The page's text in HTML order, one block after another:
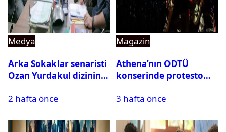
Medya
Arka Sokaklar senaristi
Ozan Yurdakul dizinin
2 hafta önce
Magazin
Athena’nın ODTÜ
konserinde protesto
3 hafta önce